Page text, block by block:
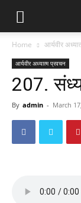
Home आर्यवीर
आर्यवीर अध्यात्म प्रवचन
207.
By admin - March